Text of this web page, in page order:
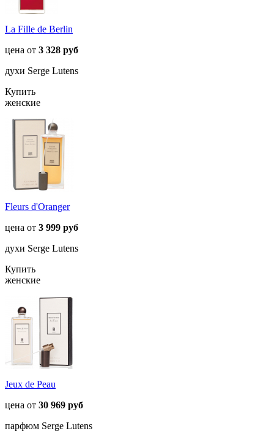
La Fille de Berlin
цена от 3 328 руб
духи Serge Lutens
Купить
женские
Fleurs d'Oranger
цена от 3 999 руб
духи Serge Lutens
Купить
женские
Jeux de Peau
цена от 30 969 руб
парфюм Serge Lutens